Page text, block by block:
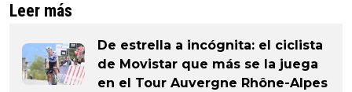
Leer más
De estrella a incógnita: el ciclista
de Movistar que más se la juega
en el Tour Auvergne Rhône-Alpes